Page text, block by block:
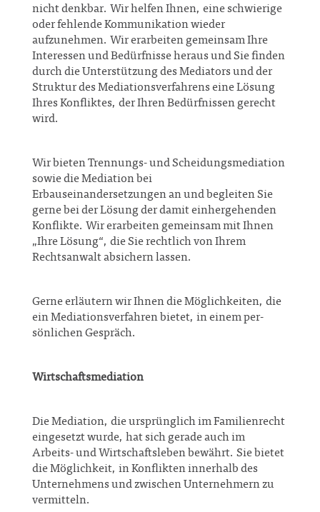
nicht denkbar. Wir helfen Ihnen, eine schwierige
oder fehlende Kommunikation wieder
aufzunehmen. Wir erarbeiten gemeinsam Ihre
Interessen und Bedürfnisse heraus und Sie finden
durch die Unterstützung des Mediators und der
Struktur des Mediationsverfahrens eine Lösung
Ihres Konfliktes, der Ihren Bedürfnissen gerecht
wird.
Wir bieten Trennungs- und Scheidungsmediation
sowie die Mediation bei
Erbauseinandersetzungen an und begleiten Sie
gerne bei der Lösung der damit einhergehenden
Konflikte. Wir erarbeiten gemeinsam mit Ihnen
„Ihre Lösung“, die Sie rechtlich von Ihrem
Rechtsanwalt absichern lassen.
Gerne erläutern wir Ihnen die Möglichkeiten, die
ein Mediationsverfahren bietet, in einem per-
sönlichen Gespräch.
Wirtschaftsmediation
Die Mediation, die ursprünglich im Familienrecht
eingesetzt wurde, hat sich gerade auch im
Arbeits- und Wirtschaftsleben bewährt. Sie bietet
die Möglichkeit, in Konflikten innerhalb des
Unternehmens und zwischen Unternehmern zu
vermitteln.